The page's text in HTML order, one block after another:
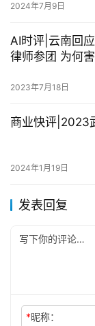
2024年7月9日
AI时评|云南回
律师参团 为何
2023年7月18日
商业快评|2023
2024年1月19日
发表回复
*昵称：